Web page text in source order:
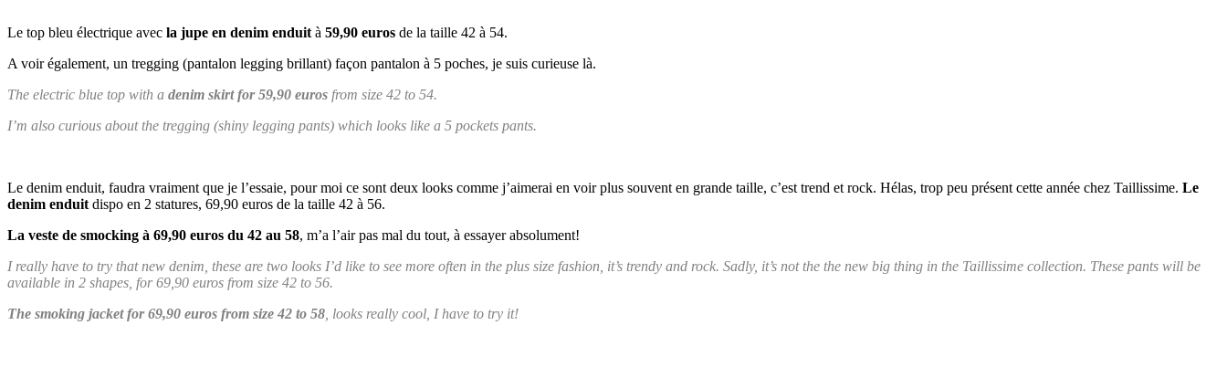
Le top bleu électrique avec la jupe en denim enduit à 59,90 euros de la taille 42 à 54.
A voir également, un tregging (pantalon legging brillant) façon pantalon à 5 poches, je suis curieuse là.
The electric blue top with a denim skirt for 59,90 euros from size 42 to 54.
I’m also curious about the tregging (shiny legging pants) which looks like a 5 pockets pants.
Le denim enduit, faudra vraiment que je l’essaie, pour moi ce sont deux looks comme j’aimerai en voir plus souvent en grande taille, c’est trend et rock. Hélas, trop peu présent cette année chez Taillissime. Le
denim enduit dispo en 2 statures, 69,90 euros de la taille 42 à 56.
La veste de smocking à 69,90 euros du 42 au 58, m’a l’air pas mal du tout, à essayer absolument!
I really have to try that new denim, these are two looks I’d like to see more often in the plus size fashion, it’s trendy and rock. Sadly, it’s not the the new big thing in the Taillissime collection. These pants will be
available in 2 shapes, for 69,90 euros from size 42 to 56.
The smoking jacket for 69,90 euros from size 42 to 58 , looks really cool, I have to try it!